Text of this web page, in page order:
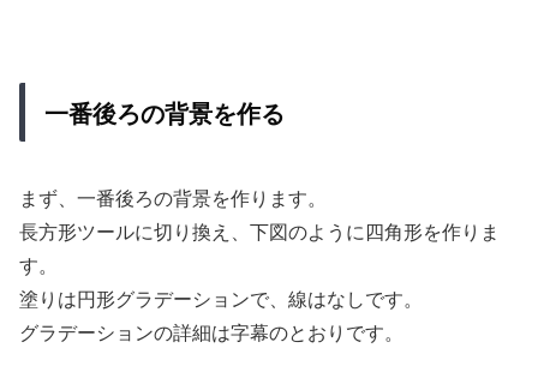
一番後ろの背景を作る
まず、一番後ろの背景を作ります。
長方形ツールに切り換え、下図のように四角形を作りま
す。
塗りは円形グラデーションで、線はなしです。
グラデーションの詳細は字幕のとおりです。